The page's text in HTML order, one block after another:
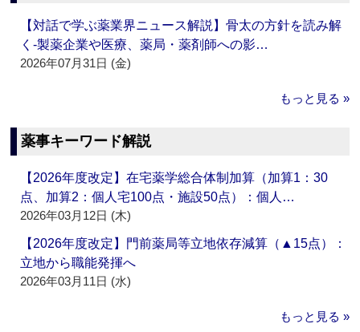
【対話で学ぶ薬業界ニュース解説】骨太の方針を読み解
く‐製薬企業や医療、薬局・薬剤師への影…
2026年07月31日 (金)
もっと見る »
薬事キーワード解説
【2026年度改定】在宅薬学総合体制加算（加算1：30
点、加算2：個人宅100点・施設50点）：個人…
2026年03月12日 (木)
【2026年度改定】門前薬局等立地依存減算（▲15点）：
立地から職能発揮へ
2026年03月11日 (水)
もっと見る »